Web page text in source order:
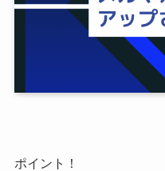
ポイント！